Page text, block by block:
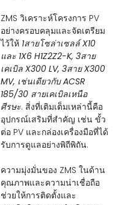
ZMS วิเคราะห์โครงการ PV
อย่างครอบคลุมและจัดเตรียม
ไว้ให้ 1สายโซล่าเซลล์ X10
และ 1X6 H1Z2Z2-K, 3สาย
เคเบิล X300 LV, 3สาย X300
MV, เช่นเดียวกับ ACSR
185/30 สายเคเบิลเหนือ
ศีรษะ. สิ่งที่เติมเต็มเหล่านี้คือ
อุปกรณ์เสริมที่สำคัญ เช่น ขั้ว
ต่อ PV และกล่องเครื่องมือที่ได้
รับการดูแลอย่างพิถีพิถัน.
ความมุ่งมั่นของ ZMS ในด้าน
คุณภาพและความน่าเชื่อถือ
ช่วยให้การติดตั้งและ